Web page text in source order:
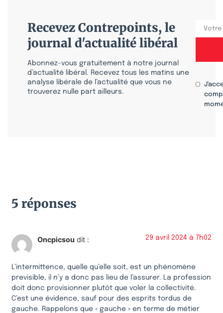
Recevez Contrepoints, le
journal d'actualité libéral
Abonnez-vous gratuitement à notre journal
d’actualité libéral. Recevez tous les matins une
analyse libérale de l’actualité que vous ne
trouverez nulle part ailleurs.
5 réponses
Oncpicsou dit : 29 avril 2024 à 7h02
L’intermittence, quelle qu’elle soit, est un phénomène
previsible, il n’y a donc pas lieu de l’assurer. La profession
doit donc provisionner plutôt que voler la collectivité.
C’est une évidence, sauf pour des esprits tordus de
gauche. Rappelons que « gauche » en terme de métier